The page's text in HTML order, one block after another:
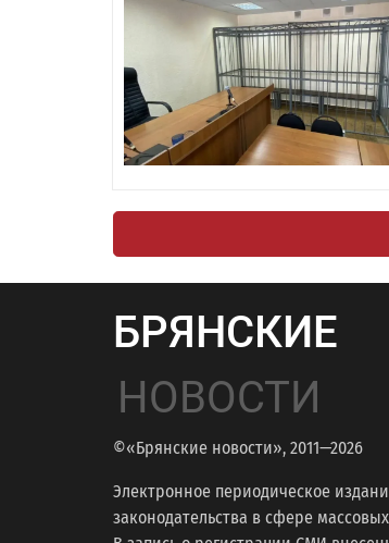
БРЯНСКИЕ
НОВОСТИ
©«Брянские новости», 2011—2026
Электронное периодическое
законодательства в сфере